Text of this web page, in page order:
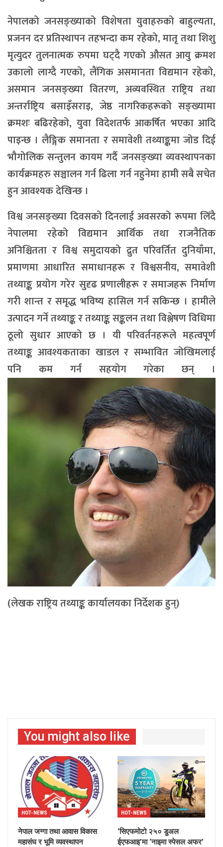
नेपालको जनसङ्ख्याको विशेषता युवाहरुको बाहुल्यता,
प्रजनन दर प्रतिस्थापन तहभन्दा कम रहेको, मातृ तथा शिशु
मृत्युदर तुलनात्मक रुपमा घट्दै गएको औसत आयु क्रमश
उकालो लाग्दै गएको, लैंगिक असमानता विद्यमान रहेको,
असमान जनसङ्ख्या वितरण, अव्यवस्थित राष्ट्रिय तथा
अन्तर्राष्ट्रिय बसाइँसराइ, जेष्ठ नागरिकहरूको सङ्ख्यामा
क्रमशः बढिरहेको, युवा विदेशतर्फ आकर्षित भएका आदि
पाइन्छ । लैङ्गिक समानता र समावेशी तथ्याङ्कमा जोड दिई
भौगोलिक सन्तुलन कायम गर्दै जनसङ्ख्या व्यवस्थापनका
कार्यक्रमहरु सञ्चालन गर्न ढिला गर्न नहुनेमा हामी सबै सचेत
हुन आवश्यक देखिन्छ ।
विश्व जनसङ्ख्या दिवसको दिनलाई अवसरको रूपमा लिँदै
नेपालमा रहेको विद्यमान आर्थिक तथा राजनैतिक
अनिश्चितता र विश्व समुदायको द्रुत परिवर्तित दुनियाँमा,
प्रमाणमा आधारित समाधानहरू र विश्वसनीय, समावेशी
तथ्याङ्क प्रयोग गरेर सुदृढ प्रणालीहरू र समाजहरू निर्माण
गरी शान्त र समृद्ध भविष्य हासिल गर्न सकिन्छ । हामीले
उत्पादन गर्ने तथ्याङ्क र तथ्याङ्क सङ्कलन तथा विश्लेषण विधिमा
ठूलो सुधार आएको छ । यी परिवर्तनहरूले महत्वपूर्ण
तथ्याङ्क आवश्यकताका खाडल र सम्भावित जोखिमलाई
पनि कम गर्न सहयोग गरेका छन् ।
(लेखक राष्ट्रिय तथ्याङ्क कार्यालयका निर्देशक हुन्)
You might also like
HOT-NEWS
नेपाल जग्गा तथा आवास विकास
महासंघ र भूमि व्यवस्थापन
HOT-NEWS
‘सिएफमोटो २५० डुअल
ईएफआइ’मा ‘नाइमा स्पेसल अफर’